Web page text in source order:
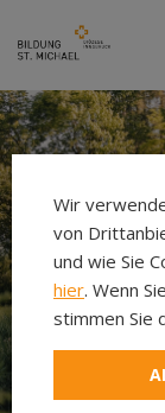
Wir
von
und wie Sie
hier. Wenn
stimmen Sie